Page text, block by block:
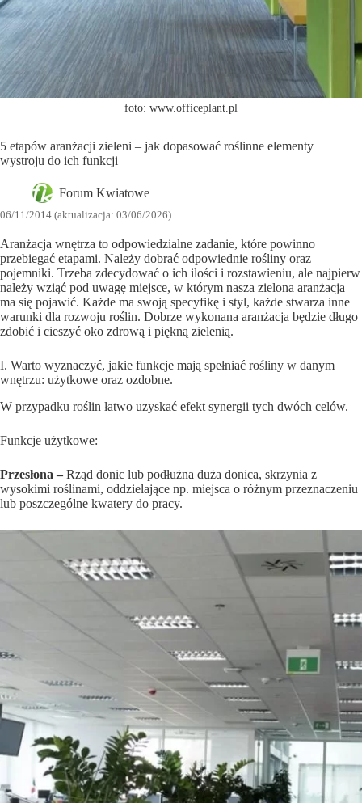
foto: www.officeplant.pl
5 etapów aranżacji zieleni – jak dopasować roślinne elementy
wystroju do ich funkcji
Forum Kwiatowe
06/11/2014 (aktualizacja: 03/06/2026)
Aranżacja wnętrza to odpowiedzialne zadanie, które powinno
przebiegać etapami. Należy dobrać odpowiednie rośliny oraz
pojemniki. Trzeba zdecydować o ich ilości i rozstawieniu, ale najpierw
należy wziąć pod uwagę miejsce, w którym nasza zielona aranżacja
ma się pojawić. Każde ma swoją specyfikę i styl, każde stwarza inne
warunki dla rozwoju roślin. Dobrze wykonana aranżacja będzie długo
zdobić i cieszyć oko zdrową i piękną zielenią.
I. Warto wyznaczyć, jakie funkcje mają spełniać rośliny w danym
wnętrzu: użytkowe oraz ozdobne.
W przypadku roślin łatwo uzyskać efekt synergii tych dwóch celów.
Funkcje użytkowe:
Przesłona – Rząd donic lub podłużna duża donica, skrzynia z
wysokimi roślinami, oddzielające np. miejsca o różnym przeznaczeniu
lub poszczególne kwatery do pracy.